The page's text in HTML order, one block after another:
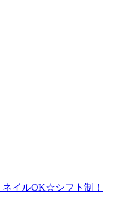
イルOK☆シフト制！